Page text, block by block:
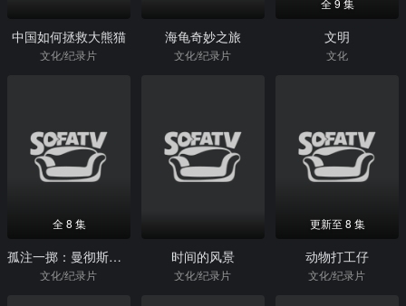
中国如何拯救大熊猫
文化/纪录片
海龟奇妙之旅
文化/纪录片
全 9 集
文明
文化
全 8 集
孤注一掷：曼彻斯特城
文化/纪录片
时间的风景
文化/纪录片
更新至 8 集
动物打工仔
文化/纪录片